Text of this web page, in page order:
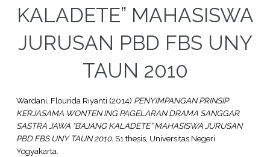
KALADETE” MAHASISWA
JURUSAN PBD FBS UNY
TAUN 2010
Wardani, Flourida Riyanti (2014) PENYIMPANGAN PRINSIP
KERJASAMA WONTEN ING PAGELARAN DRAMA SANGGAR
SASTRA JAWA “BAJANG KALADETE” MAHASISWA JURUSAN
PBD FBS UNY TAUN 2010. S1 thesis, Universitas Negeri
Yogyakarta.